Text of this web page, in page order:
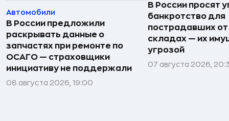
Автомобили
В России предложили
раскрывать данные о
запчастях при ремонте по
ОСАГО — страховщики
инициативу не поддержали
08 августа 2026, 19:00
В России просят
банкротство для
пострадавших
складах — их
угрозой
07 августа 2026,